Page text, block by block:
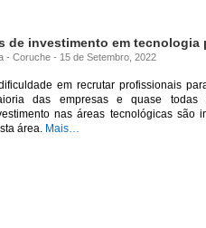
investimento em tecnologia
- Coruche - 15 de Setembro, 2022
em recrutar profissionais
das empresas e quase
nas áreas tecnológicas são
área. Mais…